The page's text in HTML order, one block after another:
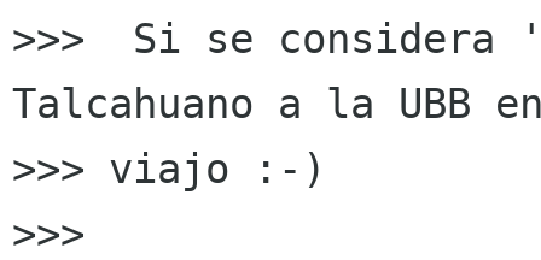
>>>  Si se
Talcahuano a la UBB
>>> viajo :-)
>>>